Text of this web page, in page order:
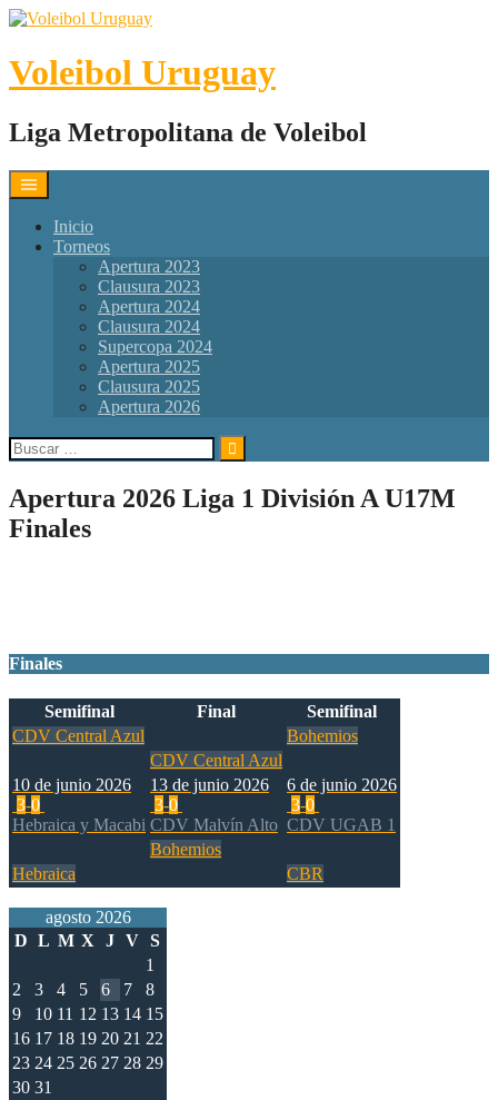
Skip
content
Voleibol Uruguay
Liga Metropolitana de Voleibol
Inicio
Torneos
Apertura 2023
Clausura 2023
Apertura 2024
Clausura 2024
Supercopa 2024
Apertura 2025
Clausura 2025
Apertura 2026
Buscar:
Apertura 2026 Liga 1 División A U17M
Finales
Finales
Semifinal Final
Semifinal
CDV Central Azul
Bohemios
10 de junio 2026
3-0
Hebraica y Macabi
CDV Central Azul
6 de junio 2026
3-0
CDV UGAB 1
13 de junio 2026
3-0
CDV Malvín Alto
Bohemios
Hebraica
CBR
agosto 2026
D L M X J V S
1
2
3 4 5 6 7
8
9
10 11 12 13 14 15
16 17 18 19 20 21 22
23 24 25 26 27 28 29
30 31